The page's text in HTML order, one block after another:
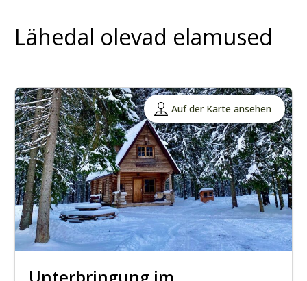
Lähedal olevad elamused
Auf der Karte ansehen